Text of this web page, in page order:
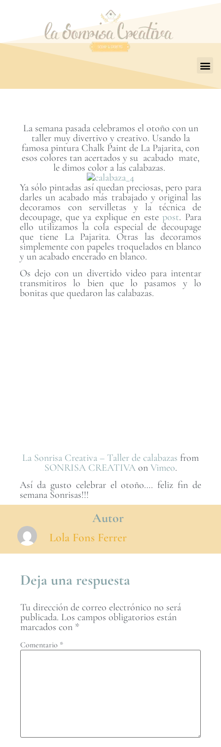
La semana pasada celebramos el otoño con un
taller muy divertivo y creativo. Usando la
famosa pintura Chalk Paint de La Pajarita, con
esos colores tan acertados y su acabado mate,
le dimos color a las calabazas.
Ya sólo pintadas así quedan preciosas, pero para
darles un acabado más trabajado y original las
decoramos con servilletas y la técnica de
decoupage, que ya explique en estepost. Para
ello utilizamos la cola especial de decoupage
que tiene La Pajarita. Otras las decoramos
simplemente con papeles troquelados en blanco
y un acabado encerado en blanco.
Os dejo con un divertido video para intentar
transmitiros lo bien que lo pasamos y lo
bonitas que quedaron las calabazas.
La Sonrisa Creativa – Taller de calabazas from
SONRISA CREATIVAon Vimeo.
Así da gusto celebrar el otoño…. feliz fin de
semana Sonrisas!!!
Autor
Lola Fons Ferrer
Deja una respuesta
Tu dirección de correo electrónico no será
publicada. Los campos obligatorios están
marcados con *
Comentario *